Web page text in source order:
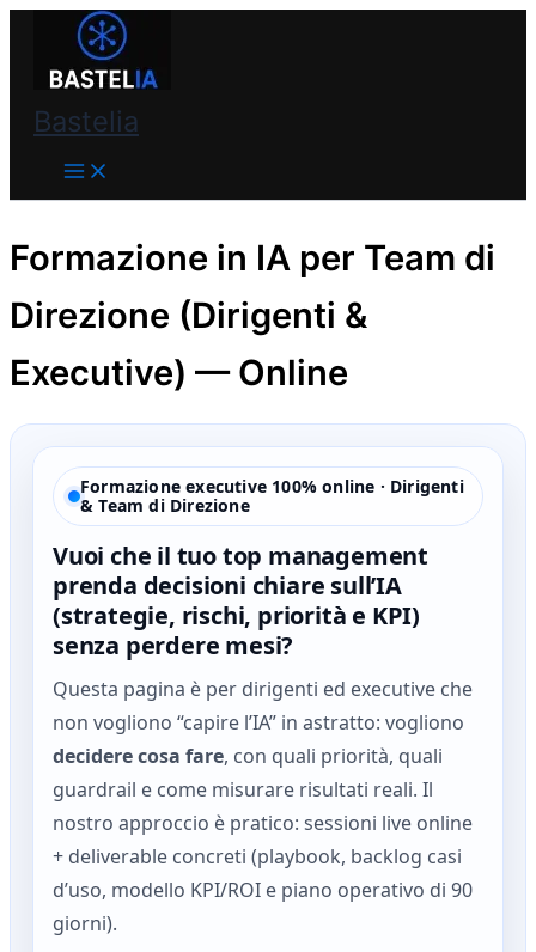
contenuto
Bastelia
Bastelia
Formazione in IA per Team di
Direzione (Dirigenti &
Executive) — Online
Formazione executive 100% online · Dirigenti
& Team di Direzione
Vuoi che il tuo top management
prenda decisioni chiare sull’IA
(strategie, rischi, priorità e KPI)
senza perdere mesi?
Questa pagina è per dirigenti ed executive che
non vogliono “capire l’IA” in astratto: vogliono
decidere cosa fare, con quali priorità, quali
guardrail e come misurare risultati reali. Il
nostro approccio è pratico: sessioni live online
+ deliverable concreti (playbook, backlog casi
d’uso, modello KPI/ROI e piano operativo di 90
giorni).